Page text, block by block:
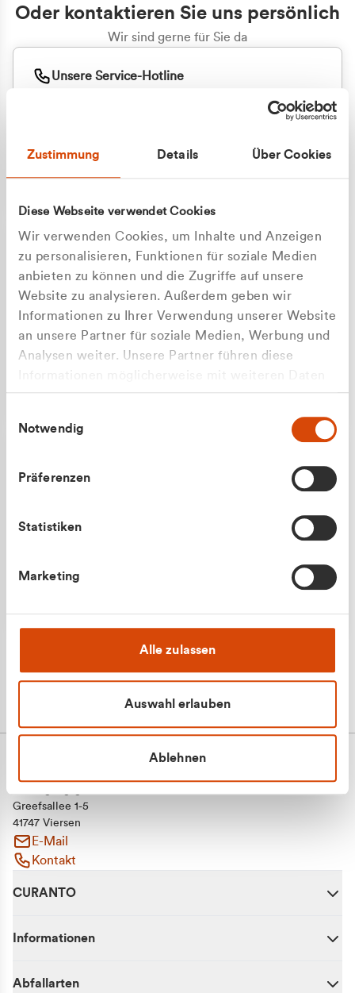
Zustimmung Details Über Cookies
Diese Webseite verwendet Cookies
Wir verwenden Cookies, um Inhalte und Anzeigen
zu personalisieren, Funktionen für soziale Medien
anbieten zu können und die Zugriffe auf unsere
Website zu analysieren. Außerdem geben wir
Informationen zu Ihrer Verwendung unserer Website
an unsere Partner für soziale Medien, Werbung und
Analysen weiter. Unsere Partner führen diese
gesammelt haben.
Notwendig
Präferenzen
Statistiken
Marketing
Alle zulassen
Auswahl erlauben
Ablehnen
Oder kontaktieren Sie uns persönlich
Wir sind gerne für Sie da
Unsere Service-Hotline
+49 177 8376058
Apilash Balanesan
Greefsallee 1-5
41747 Viersen
E-Mail
Kontakt
CURANTO
Informationen
Abfallarten